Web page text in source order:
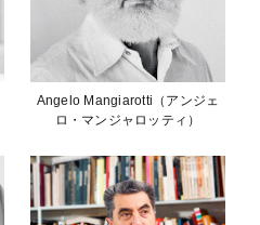
Angelo Mangiarotti（アンジェ
ロ・マンジャロッティ）